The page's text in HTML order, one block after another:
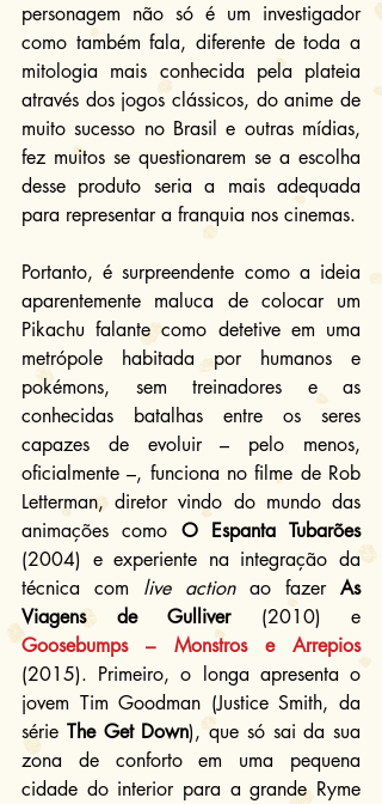
personagem não só é um investigador
como também fala, diferente de toda a
mitologia mais conhecida pela plateia
através dos jogos clássicos, do anime de
muito sucesso no Brasil e outras mídias,
fez muitos se questionarem se a escolha
desse produto seria a mais adequada
para representar a franquia nos cinemas.
Portanto, é surpreendente como a ideia
aparentemente maluca de colocar um
Pikachu falante como detetive em uma
metrópole habitada por humanos e
pokémons, sem treinadores e as
conhecidas batalhas entre os seres
capazes de evoluir – pelo menos,
oficialmente –, funciona no filme de Rob
Letterman, diretor vindo do mundo das
animações como O Espanta Tubarões
(2004) e experiente na integração da
técnica com live action ao fazer As
Viagens de Gulliver
Goosebumps – Monstros e Arrepios
(2015). Primeiro, o longa apresenta o
jovem Tim Goodman (Justice Smith, da
série The Get Down), que só sai da sua
zona de conforto em uma pequena
cidade do interior para a grande Ryme